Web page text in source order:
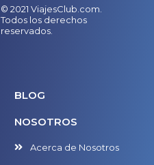
© 2021 ViajesClub.com.
Todos los derechos
reservados.
BLOG
NOSOTROS
Acerca de Nosotros